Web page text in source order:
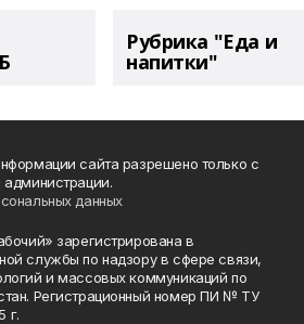
Рубрика "Еда и
напитки"
сайта разрешено только с
администрации.
данных
зарегистрирована в
службы по надзору в сфере связи,
и массовых коммуникаций по
Регистрационный номер ПИ № ТУ
г.